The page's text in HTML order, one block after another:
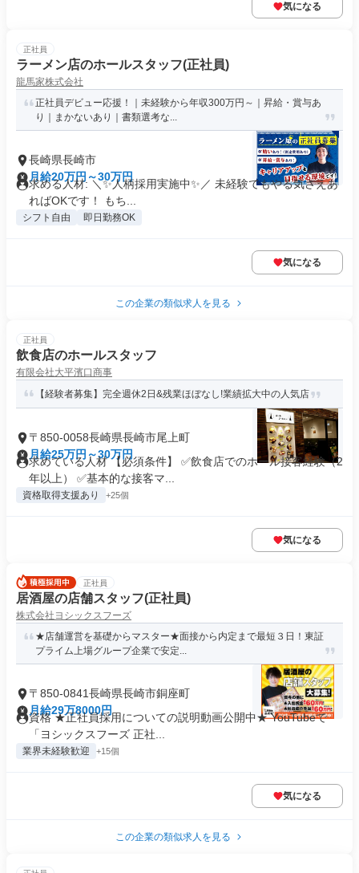
気になる
正社員
ラーメン店のホールスタッフ(正社員)
龍馬家株式会社
正社員デビュー応援！｜未経験から年収300万円～｜昇給・賞与あ
り｜まかないあり｜書類選考な...
長崎県長崎市
月給20万円～30万円
求める人材: ＼✨️人柄採用実施中✨️／ 未経験でもやる気さえあ
ればOKです！ もち...
シフト自由 即日勤務OK
気になる
この企業の類似求人を見る
正社員
飲食店のホールスタッフ
有限会社大平濱口商事
【経験者募集】完全週休2日&残業ほぼなし!業績拡大中の人気店
〒850-0058長崎県長崎市尾上町
月給25万円～30万円
求めている人材 【必須条件】 ✅飲食店でのホール接客経験（2
年以上） ✅基本的な接客マ...
資格取得支援あり +25個
気になる
正社員
居酒屋の店舗スタッフ(正社員)
株式会社ヨシックスフーズ
★店舗運営を基礎からマスター★面接から内定まで最短３日！東証
プライム上場グループ企業で安定...
〒850-0841長崎県長崎市銅座町
月給29万8000円
資格 ★正社員採用についての説明動画公開中★ YouTubeで
「ヨシックスフーズ 正社...
業界未経験歓迎 +15個
気になる
この企業の類似求人を見る